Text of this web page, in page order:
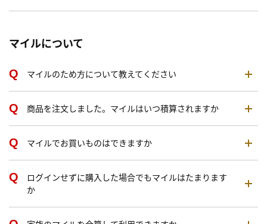
マイルについて
マイルのため方について教えてください
商品を注文しました。マイルはいつ積算されますか
マイルでお買いものはできますか
ログインせずに購入した場合でもマイルはたまります
か